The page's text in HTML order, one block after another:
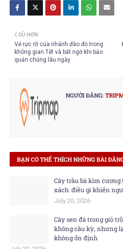
CŨ HƠN
Vẻ rực rỡ của nhánh đào đỏ trong
không gian Tết và bất ngờ khi bảo
quản chúng lâu ngày
NGƯỜI ĐĂNG:
BẠN CÓ THỂ THÍCH NHỮNG BÀI
Cây trầu bà kim cương
xách: điều gì khiến
July 20, 2026
Cây sen đá trong giỏ
không cầu kỳ, nhưng
không ổn định